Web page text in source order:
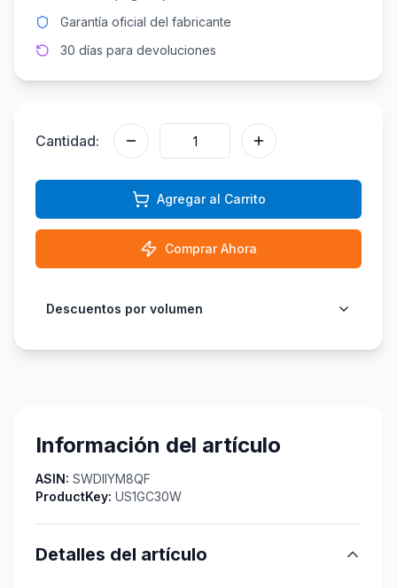
Garantía oficial del fabricante
30 días para devoluciones
Cantidad:
Agregar al Carrito
Comprar Ahora
Descuentos por volumen
Información del artículo
ASIN: SWDIIYM8QF
ProductKey: US1GC30W
Detalles del artículo